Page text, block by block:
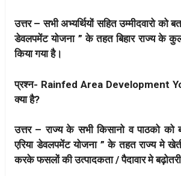
उत्तर – सभी अभ्यर्थियों सहित उम्मीदवारो को
डेवलपमेंट योजना ” के तहत बिहार राज्य के
किया गया है।
प्रश्न- Rainfed Area Development
क्या है?
उत्तर – राज्य के सभी किसानो व पाठको
एरिया डेवलपमेंट योजना ” के तहत राज्य मे
करके फसलों की उत्पादकता / पैदावार मे